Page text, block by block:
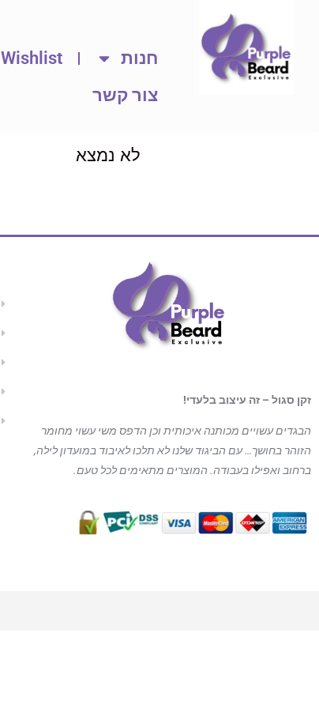
חנות Wishlist
צור קשר
לא נמצא
זקן סגול – זה עיצוב בלעדי!
הבגדים עשויים מכותנה איכותית וכן הדפס משי עשוי מחומר
הזוהר בחושך… עם הביגודשלנו לא תלכו לאיבוד במועדון לילה,
ברחוב ואפילו בעבודה. המוצרים מתאימים לכל טעם.